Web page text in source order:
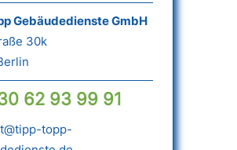
Gebäudedienste GmbH
30k
62 93 99 91
topp-